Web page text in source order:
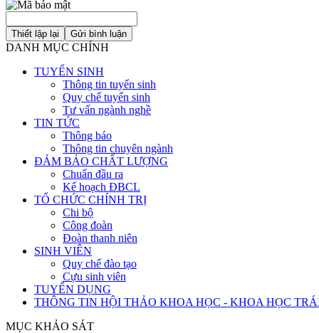
DANH MỤC CHÍNH
TUYỂN SINH
Thông tin tuyển sinh
Quy chế tuyển sinh
Tư vấn ngành nghề
TIN TỨC
Thông báo
Thông tin chuyên ngành
ĐẢM BẢO CHẤT LƯỢNG
Chuẩn đầu ra
Kế hoạch ĐBCL
TỔ CHỨC CHÍNH TRỊ
Chi bộ
Công đoàn
Đoàn thanh niên
SINH VIÊN
Quy chế đào tạo
Cựu sinh viên
TUYỂN DỤNG
THÔNG TIN HỘI THẢO KHOA HỌC - KHOA HỌC
MỤC KHẢO SÁT